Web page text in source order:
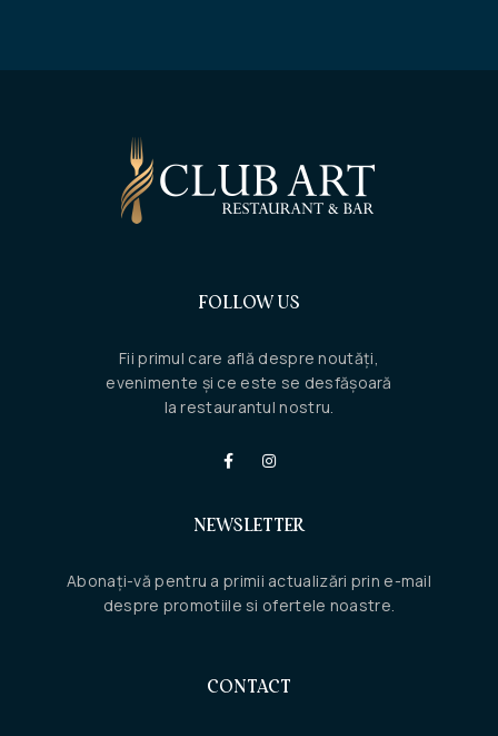
FOLLOW US
Fii primul care află despre noutăți,
evenimente și ce este se desfășoară
la restaurantul nostru.
NEWSLETTER
Abonați-vă pentru a primii actualizări prin e-mail
despre promotiile si ofertele noastre.
CONTACT